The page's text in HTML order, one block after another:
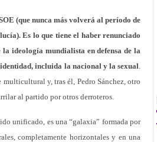
(que nunca más volverá al período de
Es lo que tiene el haber renunciado
ideología mundialista en defensa de la
incluida la nacional y la sexual.
y, tras él, Pedro Sánchez, otro
al partido por otros derroteros.
unificado, es una “galaxia” formada por
completamente horizontales y en una